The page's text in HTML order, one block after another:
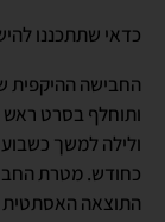
כדאי שתתכננו
החבישה ההיקפית
ותוחלף בסרט
ולילה למשך
כחודש. מטרת
התוצאה האסתטית